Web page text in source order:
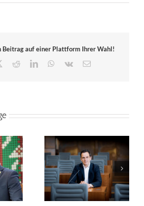
Beitrag auf einer Plattform Ihrer Wahl!
RedditLinkedInWhatsApp
Vk
E-
und
Spiele
und
Mein Statement zu den
Finals Rhein-Ruhr
2020